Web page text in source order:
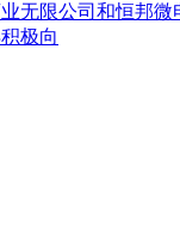
无限公司和恒邦微
极向